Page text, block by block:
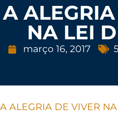
A
NA LEI
março 16, 2017
A ALEGRIA DE VIVER